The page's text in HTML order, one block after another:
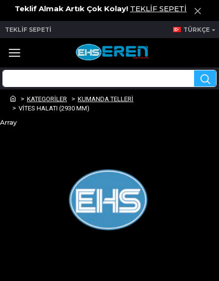
Teklif Almak Artık Çok Kolay! TEKLİF SEPETİ
TEKLİF SEPETİ TÜRKÇE
KATEGORİLER
KUMANDA TELLERİ
VİTES HALATI (2930 MM)
Array